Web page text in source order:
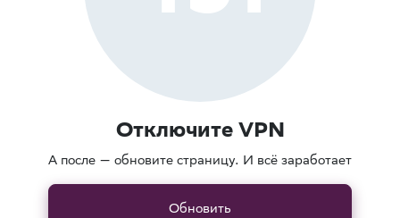
Отключите VPN
А после — обновите страницу. И всё заработает
Обновить